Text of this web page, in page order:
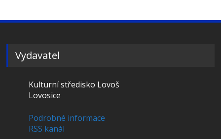
Vydavatel
Kulturní středisko Lovoš
Lovosice
Podrobné informace
RSS kanál